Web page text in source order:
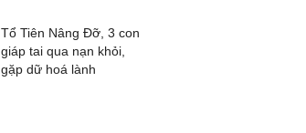
Tổ Tiên Nâng Đỡ, 3 con
giáp tai qua nạn khỏi,
gặp dữ hoá lành